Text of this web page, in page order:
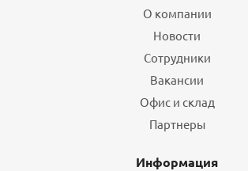
О компании
Новости
Сотрудники
Вакансии
Офис и склад
Партнеры
Информация